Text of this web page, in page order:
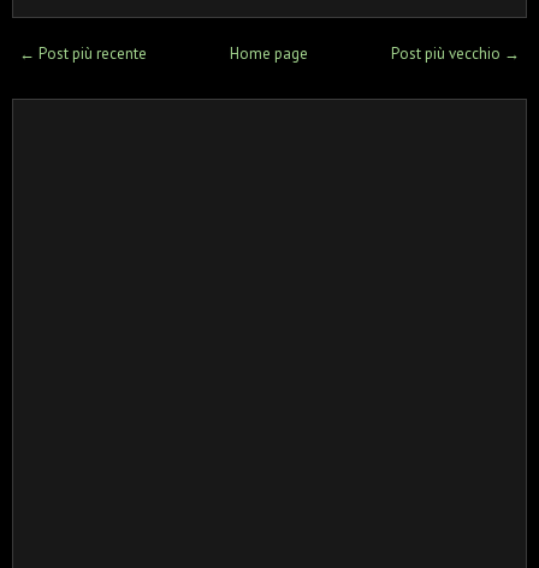
← Post più recente Post più vecchio →
Home page